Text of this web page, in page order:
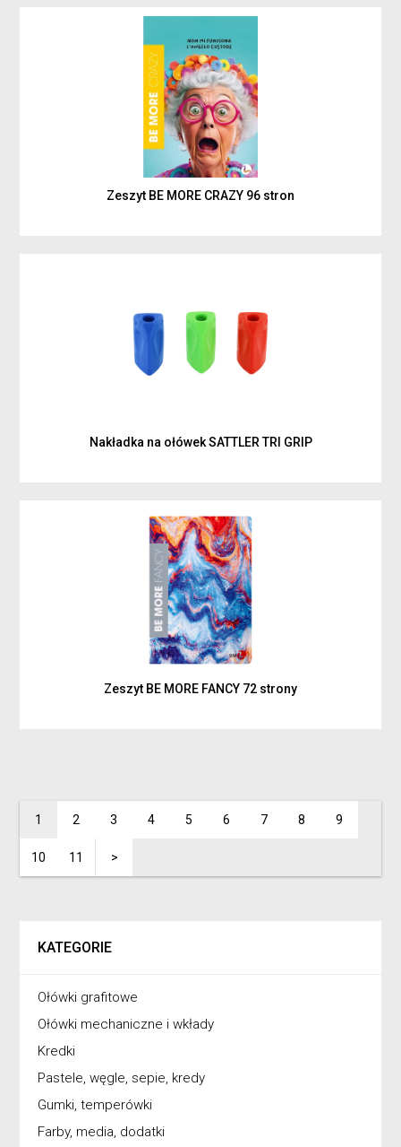
Zeszyt BE MORE CRAZY 96 stron
Nakładka na ołówek SATTLER TRI GRIP
Zeszyt BE MORE FANCY 72 strony
1 2 3 4 5 6 7 8 9
10 11 >
KATEGORIE
Ołówki grafitowe
Ołówki mechaniczne i wkłady
Kredki
Pastele, węgle, sepie, kredy
Gumki, temperówki
Farby, media, dodatki